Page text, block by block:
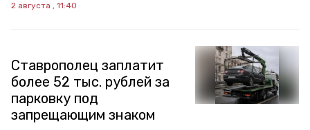
2 августа , 11:40
Ставрополец заплатит
более 52 тыс. рублей за
парковку под
запрещающим знаком